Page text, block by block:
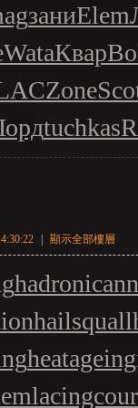
заниElem
WataКвар
Zone
tuchkas
顯示全部樓層
hailsquall